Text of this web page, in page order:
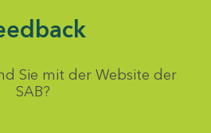
Sie mit der Website der
SAB?